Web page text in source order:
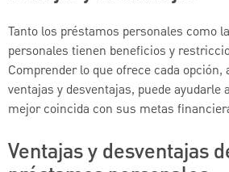
Tanto los préstamos personales como
personales tienen beneficios y
Comprender lo que ofrece cada
ventajas y desventajas, puede ayudarle
mejor coincida con sus metas
Ventajas y desventajas